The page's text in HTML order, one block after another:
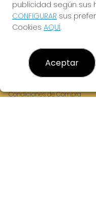
Fernandez Balsera 26 bajo
Aviles, 33402
(Asturias) España
Aviso Legal
Política de Privacidad
Condiciones de Compra
publicidad según sus
CONFIGURAR sus
Cookies AQUÍ.
Aceptar